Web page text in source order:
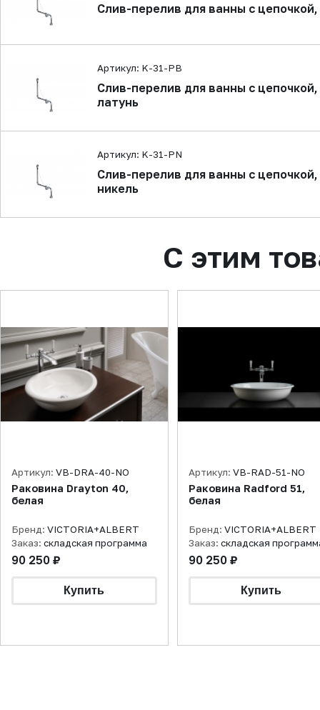
Слив-перелив для ванны с
Артикул: K-31-PB
Слив-перелив для ванны с
латунь
Артикул: K-31-PN
Слив-перелив для ванны с
никель
С этим
Артикул: VB-DRA-40-NO
Раковина Drayton 40,
белая
Бренд: VICTORIA+ALBERT
Заказ: складская программа
90 250 ₽
Артикул: VB-RAD-51-NO
Раковина Radford 51,
белая
Бренд: VICTORIA+ALBERT
Заказ: складская
90 250 ₽